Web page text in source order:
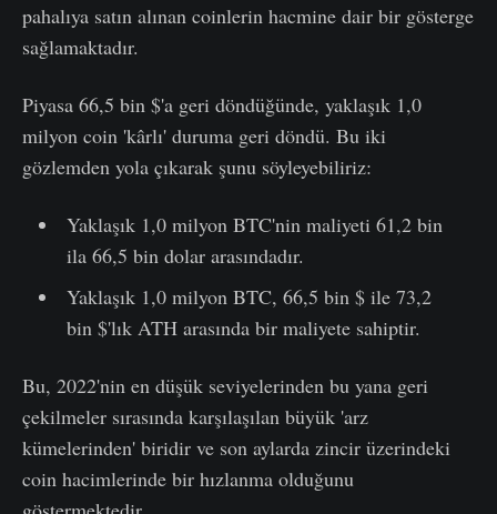
pahalıya satın alınan coinlerin hacmine dair bir gösterge
sağlamaktadır.
Piyasa 66,5 bin $'a geri döndüğünde, yaklaşık 1,0
milyon coin 'kârlı' duruma geri döndü. Bu iki
gözlemden yola çıkarak şunu söyleyebiliriz:
Yaklaşık 1,0 milyon BTC'nin maliyeti 61,2 bin
ila 66,5 bin dolar arasındadır.
Yaklaşık 1,0 milyon BTC, 66,5 bin $ ile 73,2
bin $'lık ATH arasında bir maliyete sahiptir.
Bu, 2022'nin en düşük seviyelerinden bu yana geri
çekilmeler sırasında karşılaşılan büyük 'arz
kümelerinden' biridir ve son aylarda zincir üzerindeki
coin hacimlerinde bir hızlanma olduğunu